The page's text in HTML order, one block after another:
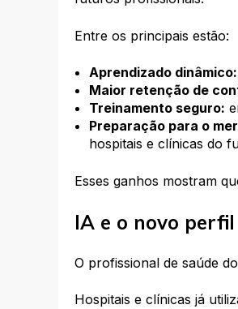
Entre os principais estão:
Aprendizado dinâmico:
Maior retenção de
Treinamento seguro:
Preparação para o
hospitais e clínicas do
Esses ganhos mostram
IA e o novo
O profissional de saúde
Hospitais e clínicas já